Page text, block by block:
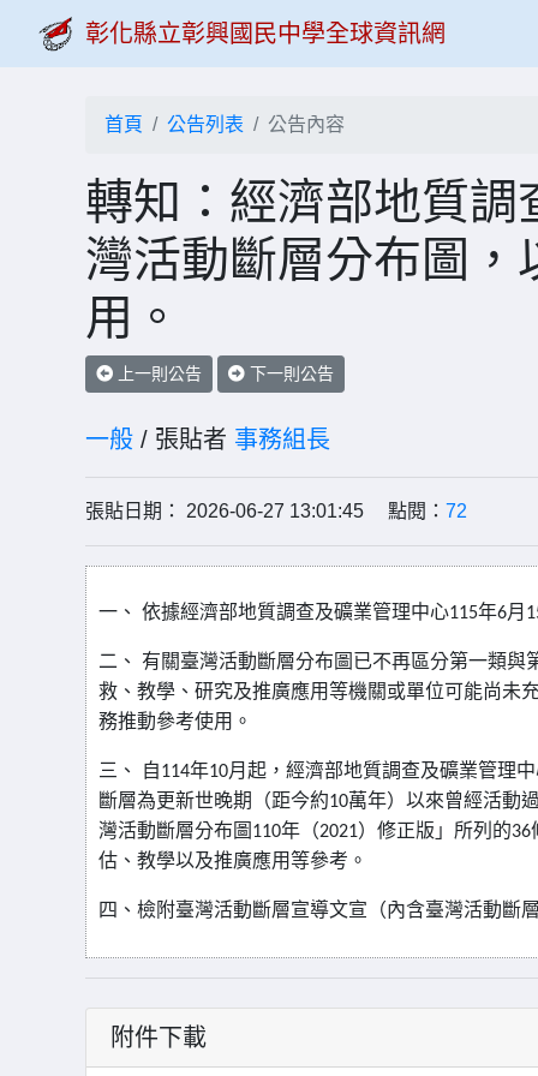
彰化縣立彰興國民中學全球資訊網
首頁 公告列表 公告內容
轉知：經濟部地質調
灣活動斷層分布圖，
用。
上一則公告 下一則公告
一般 / 張貼者 事務組長
張貼日期： 2026-06-27 13:01:45 點閱： 72
一、 依據經濟部地質調查及礦業管理中心115年6月
二、
有關臺灣活動斷層分布圖已不再區分第一類
救、教學、研究及推廣應用等機關或單位可能尚未
務推動參考使用。
三、 自114年10月起，經濟部地質調查及礦業管理
斷層為更新世晚期（距今約10萬年）以來曾經活動
灣活動斷層分布圖 110年（2021）修正版」所列的36
估、教學以及推廣應用等參考。
四、 檢附臺灣活動斷層宣導文宣（內含臺灣活動斷
附件下載